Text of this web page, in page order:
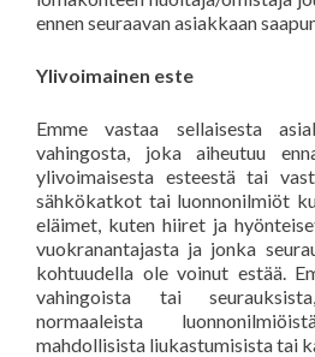
ennen seuraavan asiakkaan
Ylivoimainen este
Emme vastaa sellaisesta
vahingosta, joka aiheutuu
ylivoimaisesta esteestä tai
sähkökatkot tai luonnonilmiöt
eläimet, kuten hiiret ja
vuokranantajasta ja jonka
kohtuudella ole voinut estää.
vahingoista tai
normaaleista
mahdollisista liukastumisista tai